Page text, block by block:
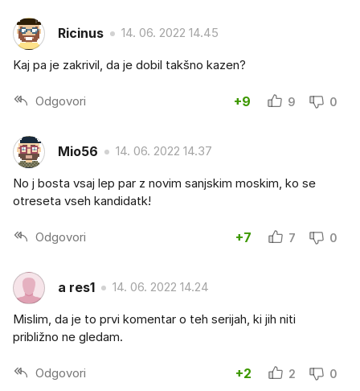
Ricinus 14. 06. 2022 14.45
Kaj pa je zakrivil, da je dobil takšno kazen?
Odgovori +9 9 0
Mio56 14. 06. 2022 14.37
No j bosta vsaj lep par z novim sanjskim moskim, ko se
otreseta vseh kandidatk!
Odgovori +7 7 0
a res1 14. 06. 2022 14.24
Mislim, da je to prvi komentar o teh serijah, ki jih niti
približno ne gledam.
Odgovori +2 2 0